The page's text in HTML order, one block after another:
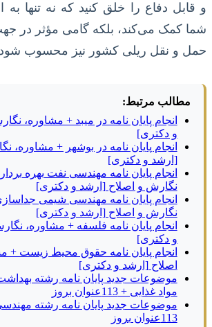
و قابل دفاع را خلق کنید که نه تنها
شما کمک می‌کند، بلکه گامی مؤثر در
حمل و نقل ریلی کشور نیز محسوب
مطالب مرتبط:
انجام پایان نامه در میبد + مشاوره،
و دکتری]
انجام پایان نامه در بوشهر + مشاوره،
[ارشد و دکتری]
انجام پایان نامه مهندسی نفت بهره
نگارش و اصلاح [ارشد و دکتری]
انجام پایان نامه مهندسی شیمی
نگارش و اصلاح [ارشد و دکتری]
انجام پایان نامه فلسفه + مشاوره،
و دکتری]
انجام پایان نامه حقوق محیط زیست +
اصلاح [ارشد و دکتری]
موضوعات جدید پایان نامه رشته
مواد غذایی + 113عنوان بروز
موضوعات جدید پایان نامه رشته
113عنوان بروز